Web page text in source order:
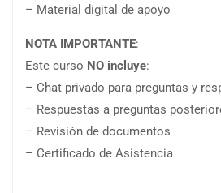
– Material digital de apoyo
NOTA IMPORTANTE:
Este curso NO incluye:
– Chat privado para preguntas y
– Respuestas a preguntas
– Revisión de documentos
– Certificado de Asistencia